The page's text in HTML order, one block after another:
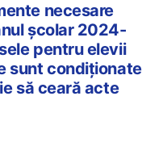
necesare
școlar 2024-
pentru elevii
sunt condiționate
să ceară acte